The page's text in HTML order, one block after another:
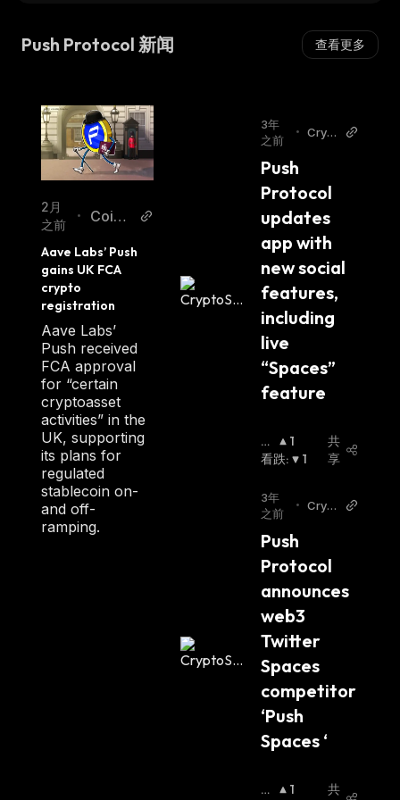
Push Protocol 新闻 查看更多
2月
之前
•
Coint
aph
Aave Labs’ Push
gains UK FCA
crypto
registration
Aave Labs’
Push received
FCA approval
for “certain
cryptoasset
activities” in the
UK, supporting
its plans for
regulated
stablecoin on-
and off-
ramping.
3年
之前
• Crypt
Push
Protocol
updates
app with
new social
features,
including
live
“Spaces”
feature
看
涨:
1
看跌: 1
共
享
3年
之前
• Crypt
Push
Protocol
announces
web3
Twitter
Spaces
competitor
‘Push
Spaces ‘
看
1
共